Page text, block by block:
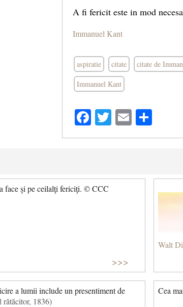
A fi fericit este in mod
Immanuel Kant
aspiratie citate citate de
Immanuel Kant
Facebook
Twitter
Email
face şi pe ceilalţi fericiţi. © CCC
>>>
Walt
a lumii include un presentiment de
rătăcitor, 1836)
Cea